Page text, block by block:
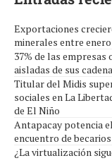
Exportaciones
minerales entre
37% de las
aisladas de sus
Titular del Midis
sociales en La
de El Niño
Antapacay potencia
encuentro de becarios
¿La virtualización